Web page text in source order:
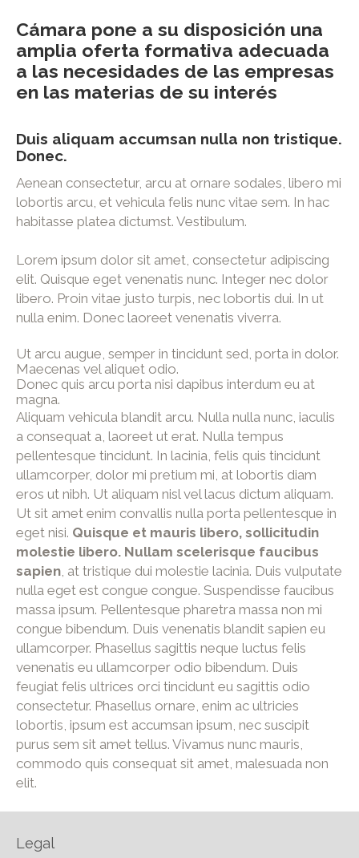
Cámara pone a su disposición una
amplia oferta formativa adecuada
a las necesidades de las empresas
en las materias de su interés
Duis aliquam accumsan nulla non tristique.
Donec.
Aenean consectetur, arcu at ornare sodales, libero mi
lobortis arcu, et vehicula felis nunc vitae sem. In hac
habitasse platea dictumst. Vestibulum.
Lorem ipsum dolor sit amet, consectetur adipiscing
elit. Quisque eget venenatis nunc. Integer nec dolor
libero. Proin vitae justo turpis, nec lobortis dui. In ut
nulla enim. Donec laoreet venenatis viverra.
Ut arcu augue, semper in tincidunt sed, porta in dolor.
Maecenas vel aliquet odio.
Donec quis arcu porta nisi dapibus interdum eu at
magna.
Aliquam vehicula blandit arcu. Nulla nulla nunc, iaculis
a consequat a, laoreet ut erat. Nulla tempus
pellentesque tincidunt. In lacinia, felis quis tincidunt
ullamcorper, dolor mi pretium mi, at lobortis diam
eros ut nibh. Ut aliquam nisl vel lacus dictum aliquam.
Ut sit amet enim convallis nulla porta pellentesque in
eget nisi. Quisque et mauris libero, sollicitudin
molestie libero. Nullam scelerisque faucibus
sapien , at tristique dui molestie lacinia. Duis vulputate
nulla eget est congue congue. Suspendisse faucibus
massa ipsum. Pellentesque pharetra massa non mi
congue bibendum. Duis venenatis blandit sapien eu
ullamcorper. Phasellus sagittis neque luctus felis
venenatis eu ullamcorper odio bibendum. Duis
feugiat felis ultrices orci tincidunt eu sagittis odio
consectetur. Phasellus ornare, enim ac ultricies
lobortis, ipsum est accumsan ipsum, nec suscipit
purus sem sit amet tellus. Vivamus nunc mauris,
commodo quis consequat sit amet, malesuada non
elit.
Legal